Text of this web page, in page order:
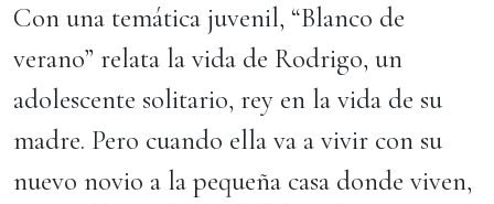
Con una temática juvenil, “Blanco de
verano” relata la vida de Rodrigo, un
adolescente solitario, rey en la vida de su
madre. Pero cuando ella va a vivir con su
nuevo novio a la pequeña casa donde viven,